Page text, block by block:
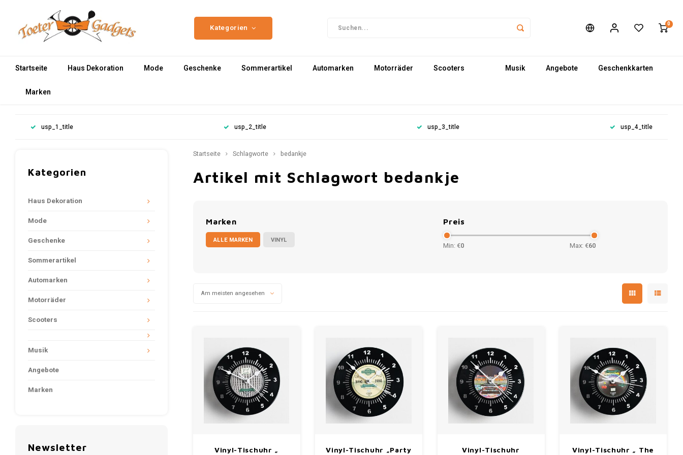
Kategorien 0
Startseite Haus Dekoration Mode Geschenke Sommerartikel Automarken Motorräder Scooters Musik Angebote Geschenkkarten
Marken
usp_1_title usp_2_title usp_3_title usp_4_title
Kategorien
Haus Dekoration
Mode
Geschenke
Sommerartikel
Automarken
Motorräder
Scooters
Musik
Angebote
Marken
Newsletter
Startseite Schlagworte bedankje
Artikel mit Schlagwort bedankje
Marken
ALLE MARKEN VINYL
Preis
Min: €0 Max: €60
Am meisten angesehen
Vinyl-Tischuhr „
Vinyl-Tischuhr „Party
Vinyl-Tischuhr
Vinyl-Tischuhr „ The